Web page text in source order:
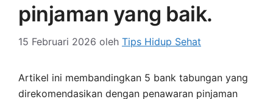
pinjaman yang baik.
15 Februari 2026 oleh Tips Hidup Sehat
Artikel ini membandingkan 5 bank tabungan yang
direkomendasikan dengan penawaran pinjaman